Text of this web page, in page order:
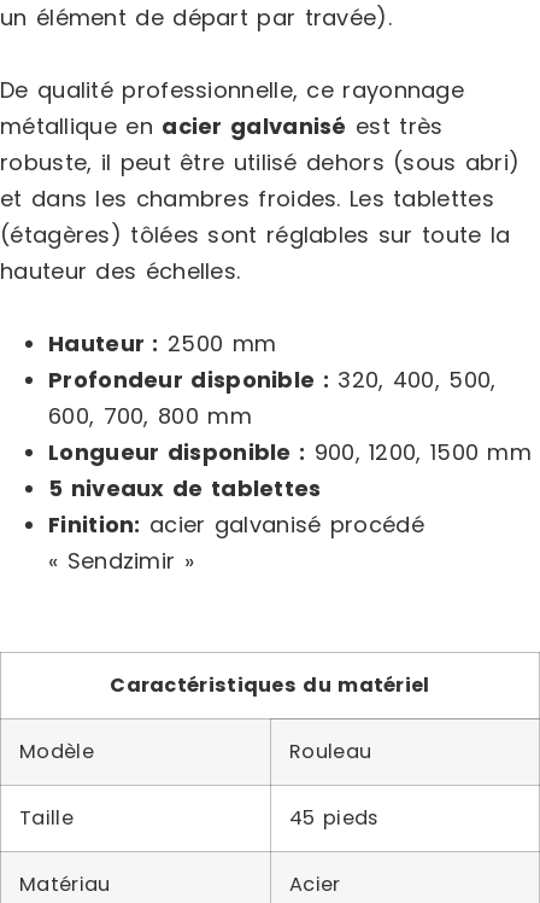
un élément de départ par travée).
De qualité professionnelle, ce rayonnage
métallique en acier galvanisé est très
robuste, il peut être utilisé dehors (sous abri)
et dans les chambres froides. Les tablettes
(étagères) tôlées sont réglables sur toute la
hauteur des échelles.
Hauteur : 2500 mm
Profondeur disponible : 320, 400, 500,
600, 700, 800 mm
Longueur disponible : 900, 1200, 1500 mm
5 niveaux de tablettes
Finition: acier galvanisé procédé
« Sendzimir »
Caractéristiques du matériel
Modèle Rouleau
Taille 45 pieds
Matériau Acier